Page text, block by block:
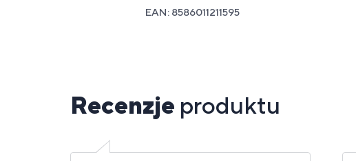
EAN: 8586011211595
Recenzje produktu